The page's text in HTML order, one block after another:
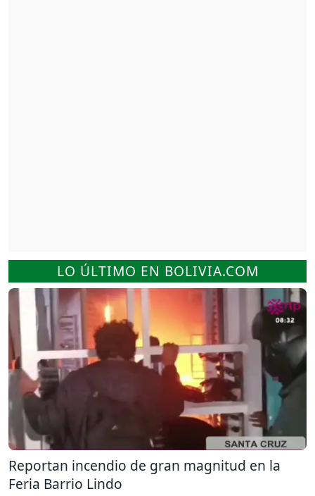
LO ÚLTIMO EN BOLIVIA.COM
Reportan incendio de gran magnitud en la
Feria Barrio Lindo